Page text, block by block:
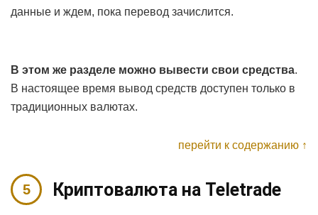
данные и ждем, пока перевод зачислится.
В этом же разделе можно вывести свои средства.
В настоящее время вывод средств доступен только в
традиционных валютах.
перейти к содержанию ↑
Криптовалюта на Teletrade